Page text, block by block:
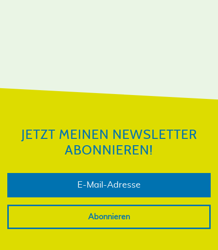
JETZT MEINEN NEWSLETTER
ABONNIEREN!
Abonnieren